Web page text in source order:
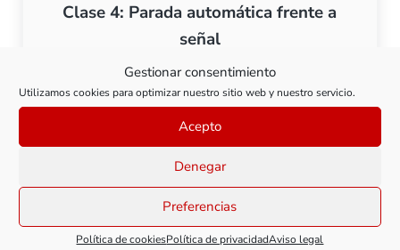
Gestionar consentimiento
Utilizamos cookies para optimizar nuestro sitio web y nuestro servicio.
Acepto
Denegar
Preferencias
Política de cookiesPolítica de privacidadAviso legal
Clase 4: Parada automática frente a
señal
Ver claseClase 4: Parada
Clase 5: Trenes lanzadera